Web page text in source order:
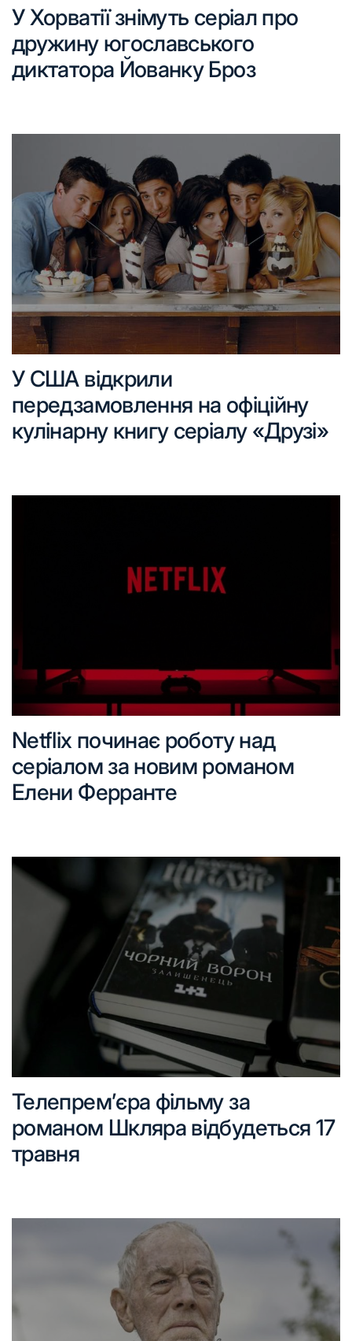
У Хорватії знімуть серіал про
дружину югославського
диктатора Йованку Броз
У США відкрили
передзамовлення на офіційну
кулінарну книгу серіалу «Друзі»
Netflix починає роботу над
серіалом за новим романом
Елени Ферранте
Телепрем’єра фільму за
романом Шкляра відбудеться 17
травня